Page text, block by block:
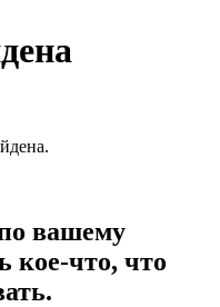
вашему
кое-что, что